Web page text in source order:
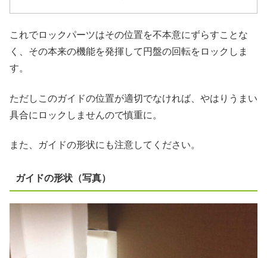
これでロックパーツはその位置を不本意にずらすことな
く、その本来の機能を発揮して円盤の回転をロックしま
す。
ただしこのガイドの位置が適切でなければ、やはりうまい
具合にロックしませんので慎重に。
また、ガイドの形状にも注意してください。
ガイドの形状（写真）